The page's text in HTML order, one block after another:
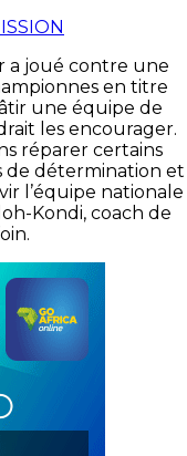
a joué contre une
en titre
une équipe de
les encourager.
réparer certains
de détermination et
l’équipe nationale
Kondi, coach de